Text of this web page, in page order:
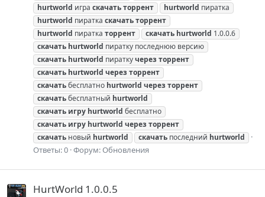
hurtworld игра скачатьторрент hurtworld пиратка
hurtworld пиратка скачатьторрент
hurtworld пиратка торрент скачать hurtworld 1.0.0.6
скачать hurtworld пиратку последнюю версию
скачать hurtworld пираткучерез торрент
скачать hurtworld через торрент
скачатьбесплатно hurtworld через торрент
скачатьбесплатный hurtworld
скачать игру hurtworld бесплатно
скачать игру hurtworld через торрент
скачать новый hurtworld скачать последний hurtworld
Ответы: 0 Форум:Обновления
HurtWorld 1.0.0.5